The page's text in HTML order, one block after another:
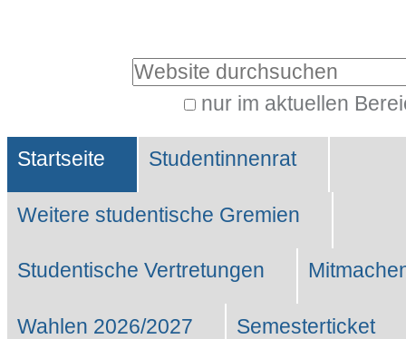
Website durchsuchen
nur im aktuellen
Suche…
Sektionen
Startseite Studentinnenrat
Weitere studentische Gremien
Studentische Vertretungen
Wahlen 2026/2027 Semesterticket